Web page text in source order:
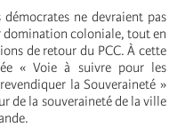
ne devraient pas
domination coloniale, tout en
de retour du PCC. À cette
« Voie à suivre pour les
la Souveraineté »
de la souveraineté de la ville